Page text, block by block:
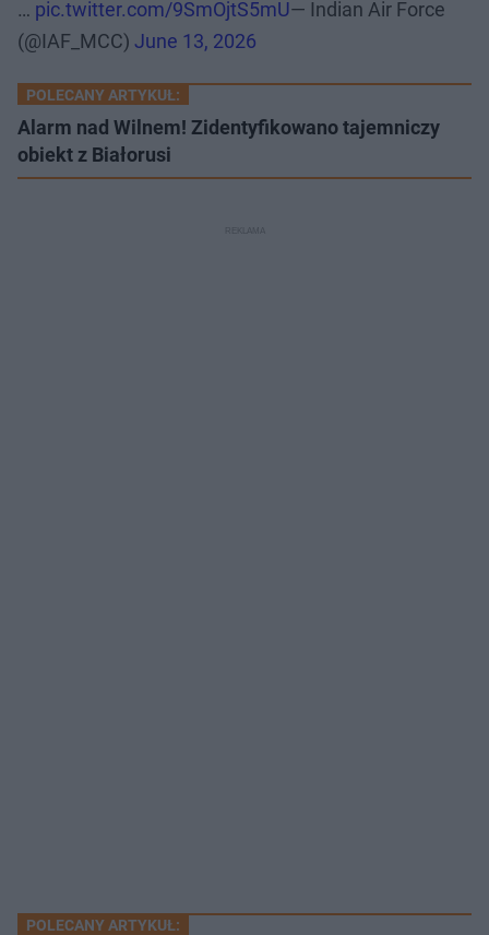
… pic.twitter.com/9SmOjtS5mU— Indian Air Force
(@IAF_MCC) June 13, 2026
POLECANY ARTYKUŁ:
Alarm nad Wilnem! Zidentyfikowano tajemniczy
obiekt z Białorusi
POLECANY ARTYKUŁ: